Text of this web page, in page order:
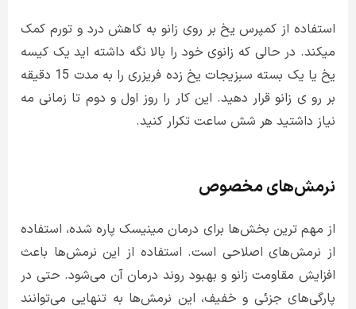
استفاده از کمپرس یخ بر روی زانو به کاهش درد و تورم کمک
میکند. در حالی که زانوی خود را بالا نگه داشته اید یک کیسه
یخ یا یک بسته سبزیجات یخ زده فریزری را به مدت 15 دقیقه
بر رو ی زانو قرار دهید. این کار را روز اول و دوم تا زمانی مه
نیاز داشتید هر شش ساعت تکرار کنید.
نرمش‌های مخصوص
از مهم ترین بخش‌ها برای درمان مینیسک پاره شده، استفاده
از نرمش‌های اصلاحی است. استفاده از این نرمش‌ها باعث
افزایش مقاومت زانو و بهبود روند درمان آن می‌شود. حتی در
پارگی‌های جزئی و خفیف، این نرمش‌ها به تنهایی می‌توانند